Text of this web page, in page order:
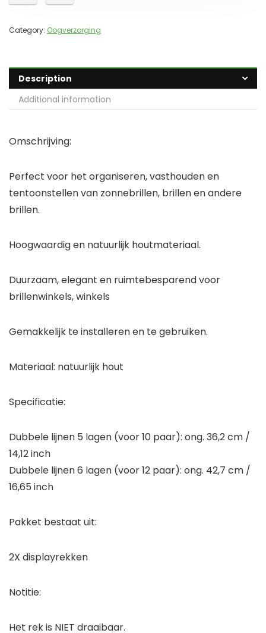
Category: Oogverzorging
Description
Additional information
Omschrijving:
Perfect voor het organiseren, vasthouden en
tentoonstellen van zonnebrillen, brillen en andere
brillen.
Hoogwaardig en natuurlijk houtmateriaal.
Duurzaam, elegant en ruimtebesparend voor
brillenwinkels, winkels
Gemakkelijk te installeren en te gebruiken.
Materiaal: natuurlijk hout
Specificatie:
Dubbele lijnen 5 lagen (voor 10 paar): ong. 36,2 cm /
14,12 inch
Dubbele lijnen 6 lagen (voor 12 paar): ong. 42,7 cm /
16,65 inch
Pakket bestaat uit:
2X displayrekken
Notitie:
Het rek is NIET draaibaar.